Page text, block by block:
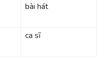
bài hát
ca sĩ